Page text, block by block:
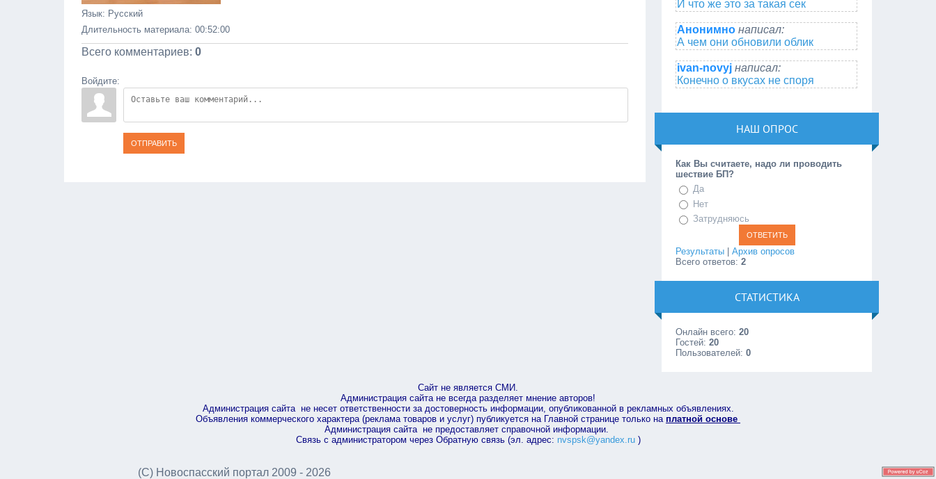
Язык: Русский
Длительность материала: 00:52:00
Всего комментариев: 0
Войдите:
ОТПРАВИТЬ
И что же это за такая сек
Анонимно написал:
А чем они обновили облик
ivan-novyj написал:
Конечно о вкусах не споря
НАШ ОПРОС
Как Вы считаете, надо ли проводить
шествие БП?
Да
Нет
Затрудняюсь
Результаты |Архив опросов
Всего ответов:2
СТАТИСТИКА
Онлайн всего:20
Гостей:20
Пользователей:0
Сайт не является СМИ.
Администрация сайта не всегда разделяет мнение авторов!
Администрация сайта не несет ответственности за достоверность информации, опубликованной в рекламных объявлениях.
Объявления коммерческого характера (реклама товаров и услуг) публикуется на Главной странице только на платной основе
Администрация сайта не предоставляет справочной информации.
Связь с администратором через Обратную связь (эл. адрес: nvspsk@yandex.ru)
(С) Новоспасский портал 2009 - 2026